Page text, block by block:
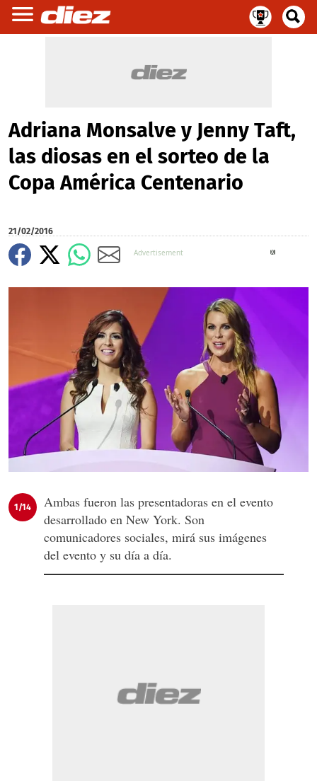
Adriana Monsalve y Jenny Taft,
las diosas en el sorteo de la
Copa América Centenario
21/02/2016
1/14
Ambas fueron las presentadoras en el evento
desarrollado en New York. Son
comunicadores sociales, mirá sus imágenes
del evento y su día a día.
X